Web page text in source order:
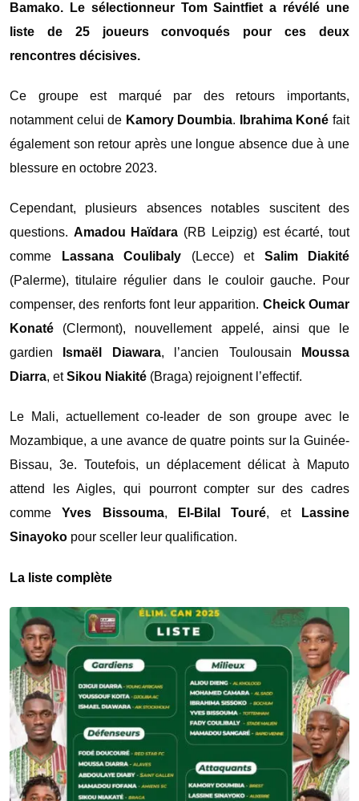
Bamako. Le sélectionneur Tom Saintfiet a révélé une
liste de 25 joueurs convoqués pour ces deux
rencontres décisives.
Ce groupe est marqué par des retours importants,
notamment celui de Kamory Doumbia. Ibrahima Koné fait
également son retour après une longue absence due à une
blessure en octobre 2023.
Cependant, plusieurs absences notables suscitent des
questions. Amadou Haïdara (RB Leipzig) est écarté, tout
comme
Lassana Coulibaly (Lecce) et Salim Diakité
(Palerme), titulaire régulier dans le couloir gauche. Pour
compenser, des renforts font leur apparition. Cheick Oumar
Konaté (Clermont), nouvellement appelé, ainsi que le
gardien
Ismaël Diawara, l’ancien Toulousain
Moussa
Diarra, etSikou Niakité (Braga) rejoignent l’effectif.
Le Mali, actuellement co-leader de son groupe avec le
Mozambique, a une avance de quatre points sur la Guinée-
Bissau, 3e. Toutefois, un déplacement délicat à Maputo
attend les Aigles, qui pourront compter sur des cadres
commeYves Bissouma, El-Bilal Touré, et
Lassine
Sinayoko pour sceller leur qualification.
La liste complète